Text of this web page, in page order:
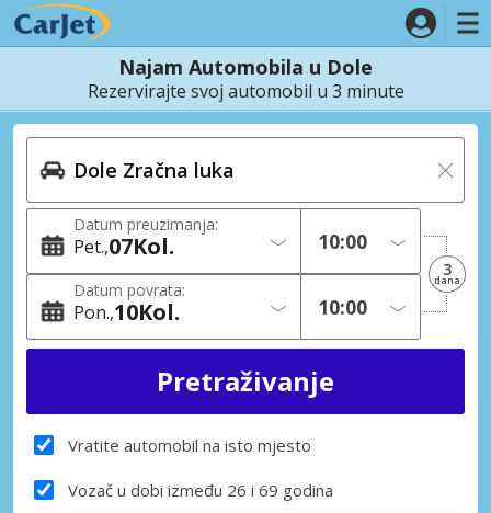
Najam Automobila u Dole
Rezervirajte svoj automobil u 3 minute
Datum preuzimanja:
Pet. 07Kol.
Datum povrata:
Pon. 10Kol.
3
dana
Vratite automobil na isto mjesto
Vozač u dobi između 26 i 69 godina